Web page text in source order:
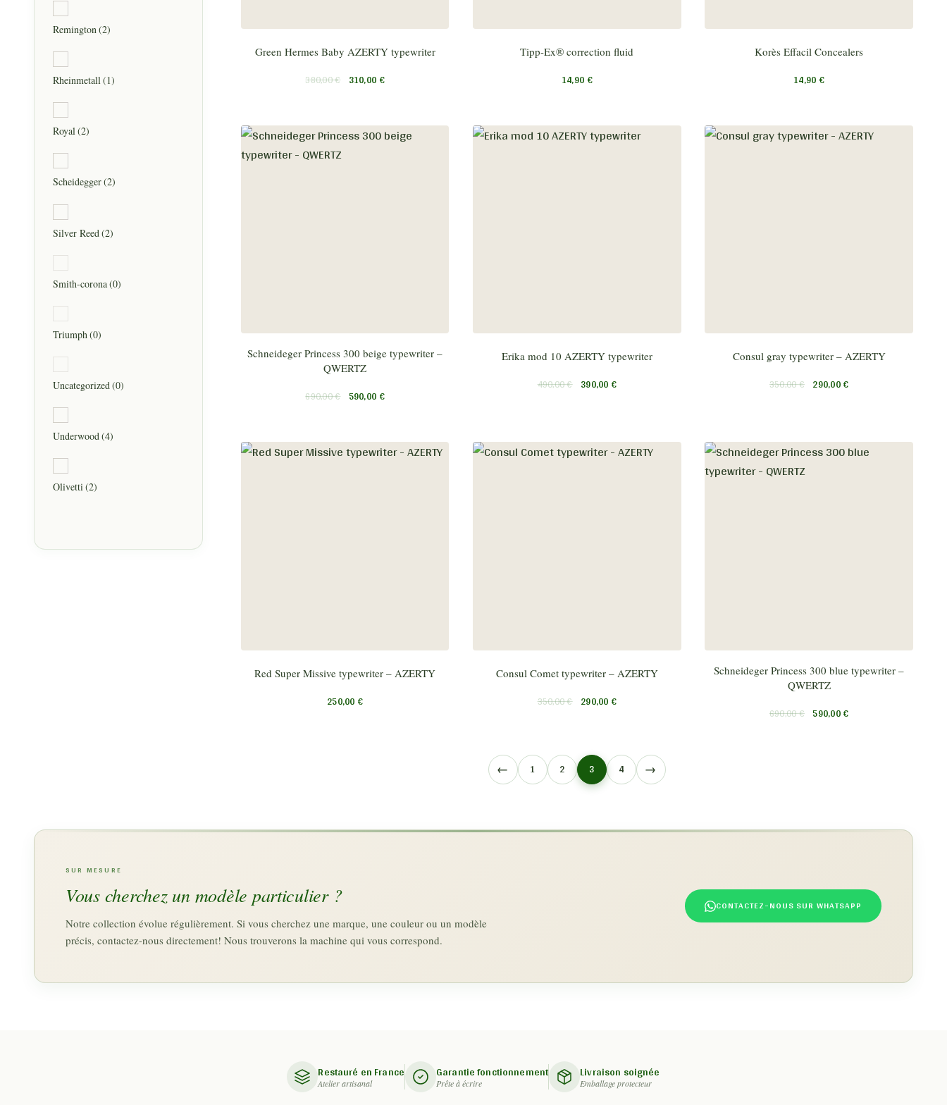
Remington(2)
Rheinmetall(1)
Royal(2)
Scheidegger(2)
Silver Reed (2)
Smith-corona(0)
Triumph(0)
Uncategorized(0)
Underwood(4)
Olivetti(2)
Green Hermes Baby AZERTY typewriter
380,00€ 310,00 €
Tipp-Ex® correction fluid
14,90 €
Korès Effacil Concealers
14,90 €
Schneideger Princess 300 beige typewriter –
QWERTZ
690,00€ 590,00 €
Erika mod 10 AZERTY typewriter
490,00€ 390,00 €
Consul gray typewriter – AZERTY
350,00€ 290,00€
Red Super Missive typewriter – AZERTY
250,00 €
Consul Comet typewriter – AZERTY
350,00€ 290,00 €
Schneideger Princess 300 blue typewriter –
QWERTZ
690,00€ 590,00€
← 1 2 3 4 →
SUR MESURE
Vous cherchez un modèle particulier ?
Notre collection évolue régulièrement. Si vous cherchez une marque, une couleur ou un modèle
précis, contactez-nous directement! Nous trouverons la machine qui vous correspond.
CONTACTEZ-NOUS SUR WHATSAPP
Restauré en France
Atelier artisanal
Garantie fonctionnement
Prête à écrire
Livraison soignée
Emballage protecteur